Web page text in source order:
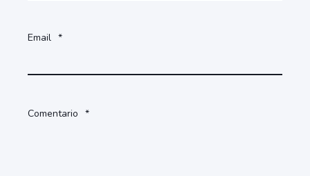
Email *
Comentario *